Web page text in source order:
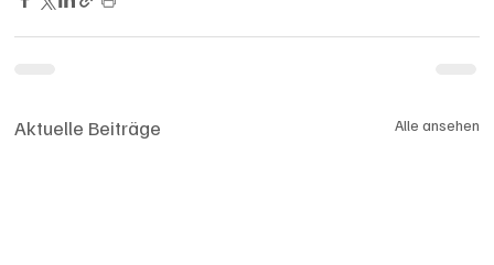
Aktuelle Beiträge Alle ansehen